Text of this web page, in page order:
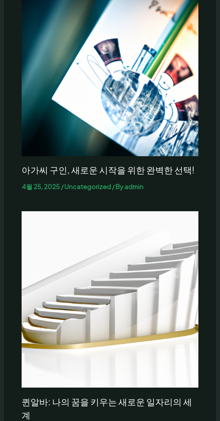
아가씨 구인, 새로운 시작을 위한 완벽한 선택!
4월 25, 2025/Uncategorized/ Byadmin
퀸알바: 나의 꿈을 키우는 새로운 일자리의 세
계